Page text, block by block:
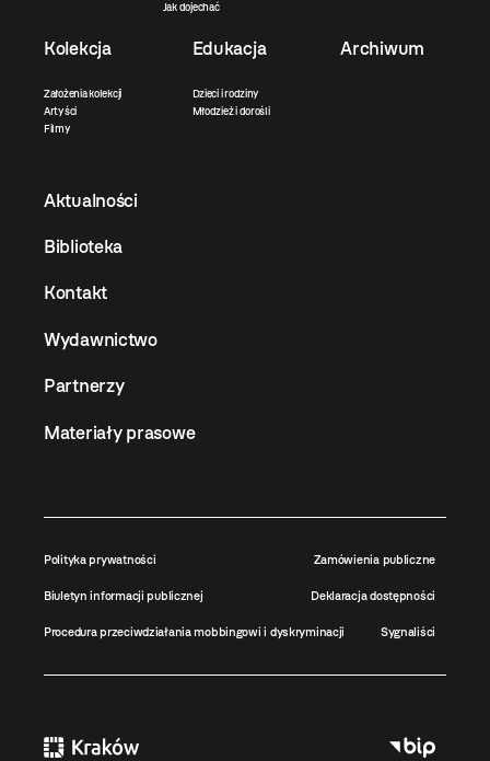
Jak dojechać
Kolekcja
Założenia kolekcji
Artyści
Filmy
Edukacja
Dzieci i rodziny
Młodzież i dorośli
Archiwum
Aktualności
Biblioteka
Kontakt
Wydawnictwo
Partnerzy
Materiały prasowe
Polityka prywatności Zamówienia publiczne
Biuletyn informacji publicznej Deklaracja dostępności
Procedura przeciwdziałania mobbingowi i dyskryminacji Sygnaliści